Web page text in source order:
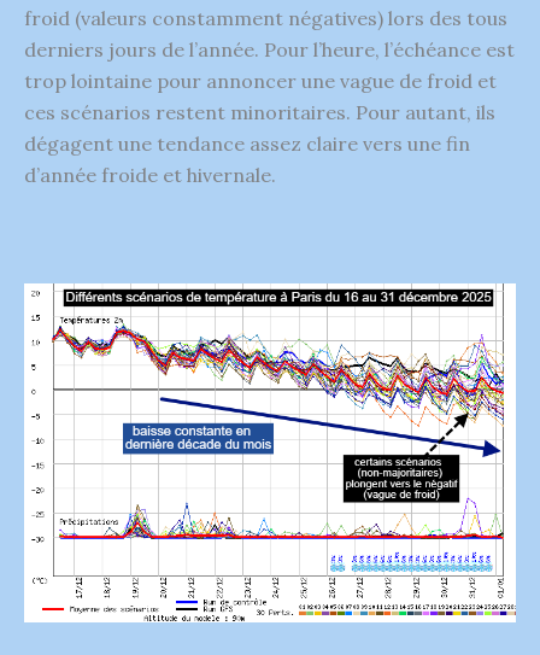
froid (valeurs constamment négatives) lors des tous
derniers jours de l’année. Pour l’heure, l’échéance est
trop lointaine pour annoncer une vague de froid et
ces scénarios restent minoritaires. Pour autant, ils
dégagent une tendance assez claire vers une fin
d’année froide et hivernale.